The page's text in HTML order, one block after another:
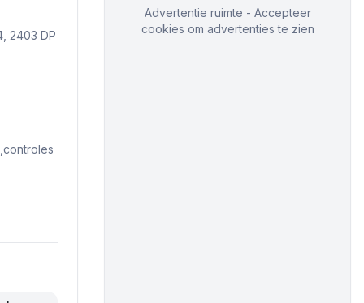
2403 DP
Advertentie ruimte - Accepteer
cookies om advertenties te zien